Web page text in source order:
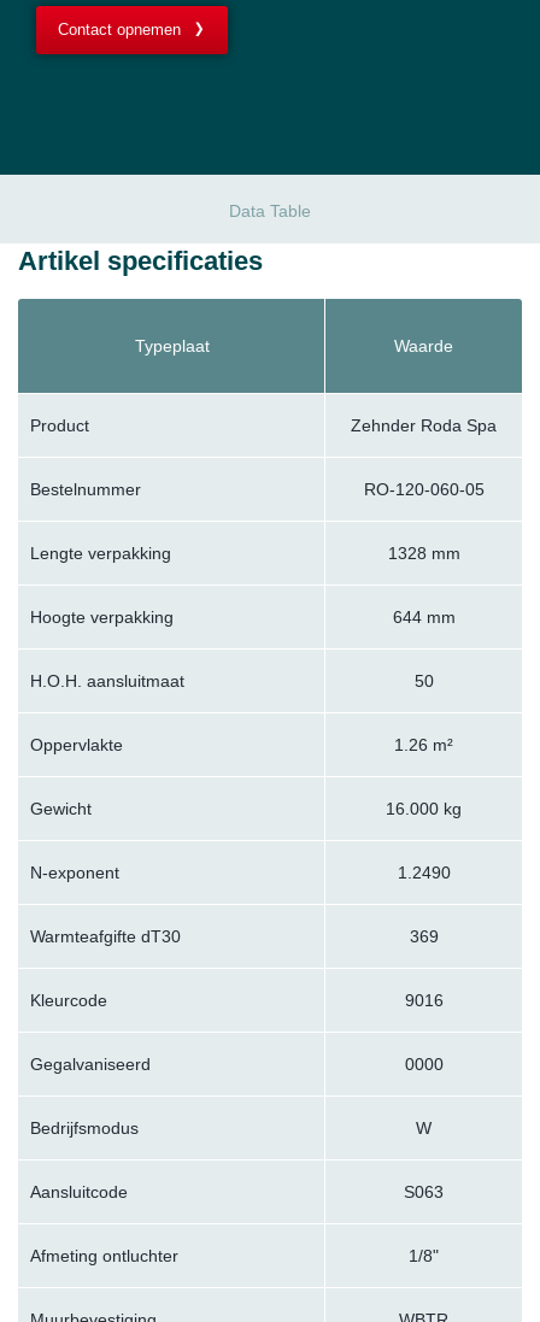
Contact opnemen
Data Table
Artikel specificaties
Typeplaat Waarde
Product Zehnder Roda Spa
Bestelnummer RO-120-060-05
Lengte verpakking 1328 mm
Hoogte verpakking 644 mm
H.O.H. aansluitmaat 50
Oppervlakte 1.26 m²
Gewicht 16.000 kg
N-exponent 1.2490
Warmteafgifte dT30 369
Kleurcode 9016
Gegalvaniseerd 0000
Bedrijfsmodus W
Aansluitcode S063
Afmeting ontluchter 1/8"